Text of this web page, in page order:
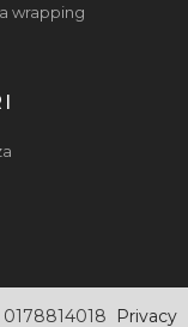
wrapping
Privacy